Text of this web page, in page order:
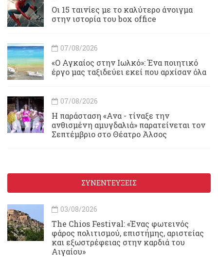
Οι 15 ταινίες με το καλύτερο άνοιγμα
στην ιστορία του box office
07/08/2026
«Ο Αγκαίος στην Ιωλκό»: Ένα ποιητικό
έργο μας ταξιδεύει εκεί που αρχίσαν όλα
07/08/2026
Η παράσταση «Ανα - τίναξε την
ανθισμένη αμυγδαλιά» παρατείνεται τον
Σεπτέμβριο στο Θέατρο Άλσος
ΣΥΝΕΝΤΕΥΞΕΙΣ
03/08/2026
Τhe Chios Festival: «Ένας φωτεινός
φάρος πολιτισμού, επιστήμης, αριστείας
και εξωστρέφειας στην καρδιά του
Αιγαίου»